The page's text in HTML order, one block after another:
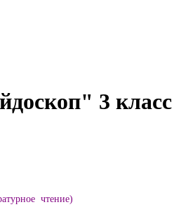
3 класс
чтение)